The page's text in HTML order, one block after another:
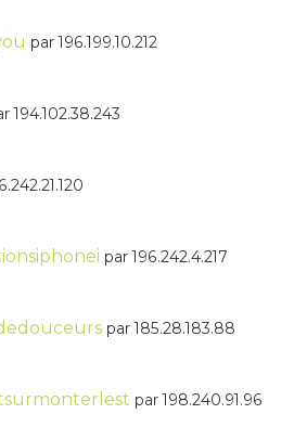
par 196.199.10.212
194.102.38.243
par 196.242.4.217
par 185.28.183.88
par 198.240.91.96